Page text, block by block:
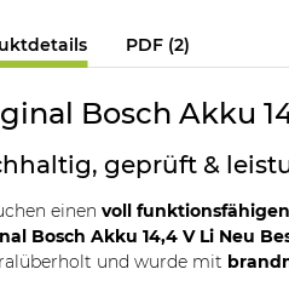
PDF (2)
Bosch Akku
geprüft &
einenvoll
Bosch Akku 14,4 V Li Neu
und wurde mit